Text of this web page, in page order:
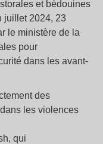
et bédouines
juillet 2024, 23
le ministère de la
pour
dans les avant-
des
les violences
qui